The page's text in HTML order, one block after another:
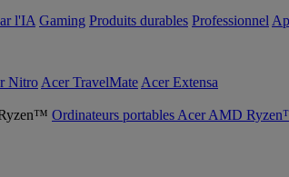
l'IA Gaming Produits durables Professionnel
Nitro Acer TravelMate Acer Extensa
Ordinateurs portables Acer AMD